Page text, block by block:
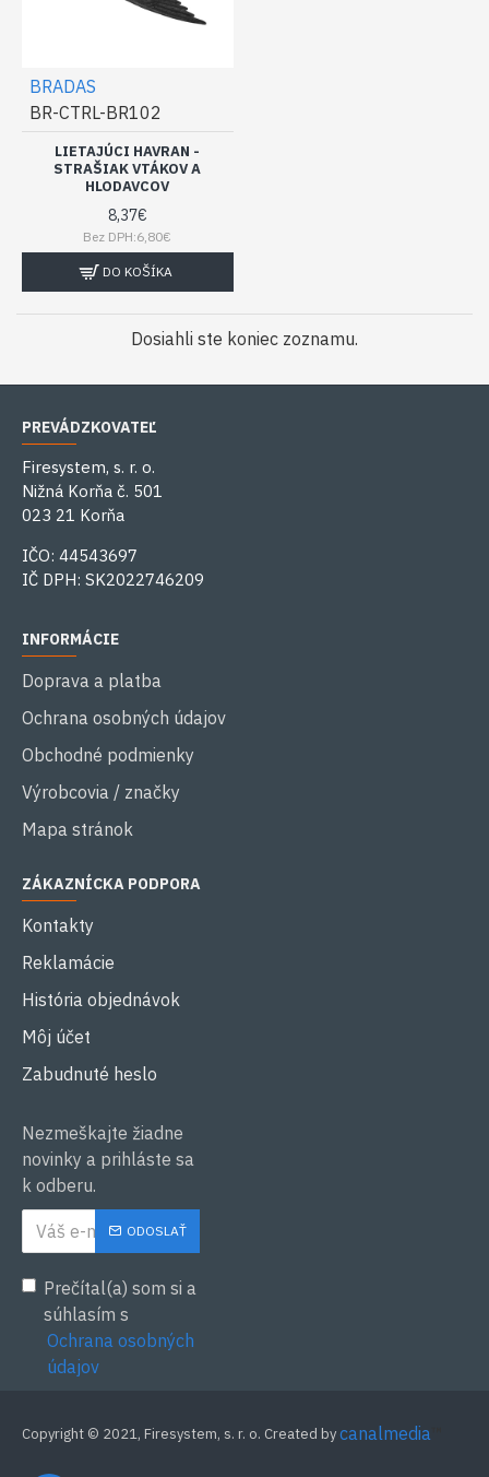
BRADAS
BR-CTRL-BR102
LIETAJÚCI HAVRAN -
STRAŠIAK VTÁKOV A
HLODAVCOV
8,37€
Bez DPH:6,80€
DO KOŠÍKA
Dosiahli ste koniec zoznamu.
PREVÁDZKOVATEĽ
Firesystem, s. r. o.
Nižná Korňa č. 501
023 21 Korňa
IČO: 44543697
IČ DPH: SK2022746209
INFORMÁCIE
Doprava a platba
Ochrana osobných údajov
Obchodné podmienky
Výrobcovia / značky
Mapa stránok
ZÁKAZNÍCKA PODPORA
Kontakty
Reklamácie
História objednávok
Môj účet
Zabudnuté heslo
Nezmeškajte žiadne
novinky a prihláste sa
k odberu.
ODOSLAŤ
Prečítal(a) som si a
súhlasím s
Ochrana osobných
údajov
Copyright © 2021, Firesystem, s. r. o. Created bycanalmedia